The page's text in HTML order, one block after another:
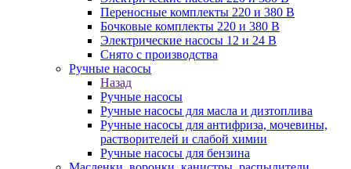
Переносные комплекты 220 и 380 В
Бочковые комплекты 220 и 380 В
Электрические насосы 12 и 24 В
Снято с производства
Ручные насосы
Назад
Ручные насосы
Ручные насосы для масла и дизтоплива
Ручные насосы для антифриза, мочевины,
растворителей и слабой химии
Ручные насосы для бензина